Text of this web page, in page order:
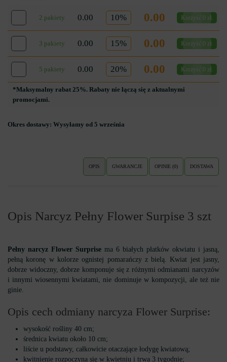
2 pakiety 0.00 10% 0.00 Korzyść 0 zł.
3 pakiety 0.00 15% 0.00 Korzyść 0 zł.
5 pakiety 0.00 20% 0.00 Korzyść 0 zł.
*Maksymalny rabat 25%. Rabaty nie łączą się z aktualnymi
promocjami.
Okres dostawy: Wysyłamy od 5 września
OPIS GWARANCJE OPINIE (0) DOSTAWA
Opis Narcyz Pełny Flower Surpise 3 szt
Pełny narcyz Flower Surprise ma 6 białych płatków okwiatu i jasną,
pełną koronę w kolorze ognistej pomarańczy z bielą. Kwiat jest jasny,
dobrze widoczny, dobrze komponuje się z różnymi odmianami narcyzów
i innymi wiosennymi kwiatami, nie dominuje w kompozycji, ale też nie
ginie.
Opis cech odmiany narcyza Flower Surprise:
wysokość rośliny 40 cm;
średnica kwiatu około 10 cm;
liście u podstawy, całkowicie otaczające łodygę kwiatową;
kwitnienie rozpoczyna się w kwietniu i trwa 3 tygodnie;